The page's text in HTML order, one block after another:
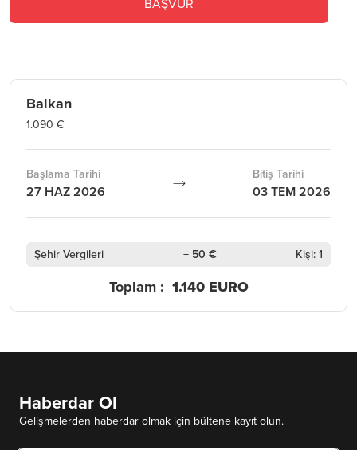
Balkan
1.090 €
Başlama Tarihi
27 HAZ 2026
Bitiş Tarihi
03 TEM 2026
Şehir Vergileri + 50 € Kişi: 1
Toplam : 1.140 EURO
Haberdar Ol
Gelişmelerden haberdar olmak için bültene kayıt olun.